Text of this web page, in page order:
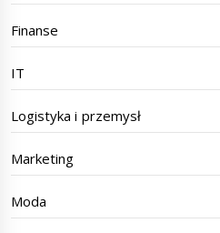
Finanse
IT
Logistyka i przemysł
Marketing
Moda